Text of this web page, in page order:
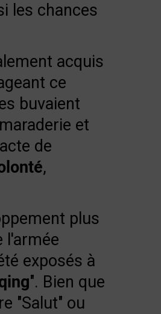
les chances
acquis
ce
buvaient
et
de
,
plus
l'armée
exposés à
". Bien que
"Salut" ou